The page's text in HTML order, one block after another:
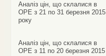
Аналіз цін, що склалися в
ОРЕ з 21 по 31 березня 2015
року
Аналіз цін, що склалися в
ОРЕ з 11 по 20 березня 2015